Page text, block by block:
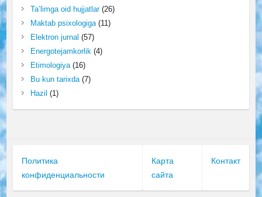
Ta’limga oid hujjatlar(26)
Maktab psixologiga(11)
Elektron jurnal (57)
Energotejamkorlik(4)
Etimologiya(16)
Bu kun tarixda(7)
Hazil (1)
Политика
конфиденциальности
Карта
сайта
Контакт